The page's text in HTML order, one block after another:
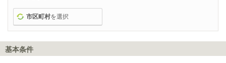
市区町村を選択
基本条件